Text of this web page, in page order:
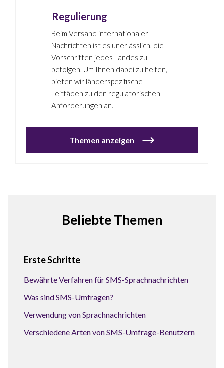
Regulierung
Beim Versand internationaler
Nachrichten ist es unerlässlich, die
Vorschriften jedes Landes zu
befolgen. Um Ihnen dabei zu helfen,
bieten wir länderspezifische
Leitfäden zu den regulatorischen
Anforderungen an.
Themen anzeigen
Beliebte Themen
Erste Schritte
Bewährte Verfahren für SMS-Sprachnachrichten
Was sind SMS-Umfragen?
Verwendung von Sprachnachrichten
Verschiedene Arten von SMS-Umfrage-Benutzern